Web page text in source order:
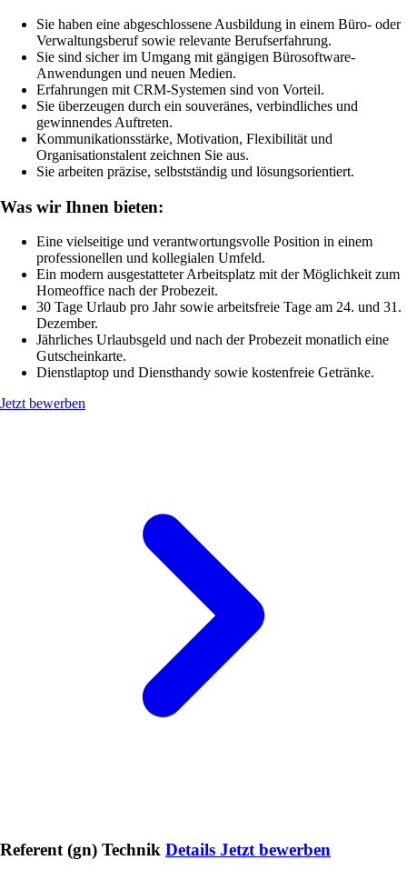
Sie haben eine abgeschlossene Ausbildung in einem Büro- oder
Verwaltungsberuf sowie relevante Berufserfahrung.
Sie sind sicher im Umgang mit gängigen Bürosoftware-
Anwendungen und neuen Medien.
Erfahrungen mit CRM-Systemen sind von Vorteil.
Sie überzeugen durch ein souveränes, verbindliches und
gewinnendes Auftreten.
Kommunikationsstärke, Motivation, Flexibilität und
Organisationstalent zeichnen Sie aus.
Sie arbeiten präzise, selbstständig und lösungsorientiert.
Was wir Ihnen bieten:
Eine vielseitige und verantwortungsvolle Position in einem
professionellen und kollegialen Umfeld.
Ein modern ausgestatteter Arbeitsplatz mit der Möglichkeit zum
Homeoffice nach der Probezeit.
30 Tage Urlaub pro Jahr sowie arbeitsfreie Tage am 24. und 31.
Dezember.
Jährliches Urlaubsgeld und nach der Probezeit monatlich eine
Gutscheinkarte.
Dienstlaptop und Diensthandy sowie kostenfreie Getränke.
Jetzt bewerben
Referent (gn) Technik Details Jetzt bewerben